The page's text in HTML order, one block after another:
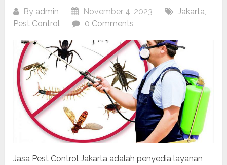
By admin November 4, 2023 Jakarta,
Pest Control
0 Comments
Jasa Pest Control Jakarta adalah penyedia layanan